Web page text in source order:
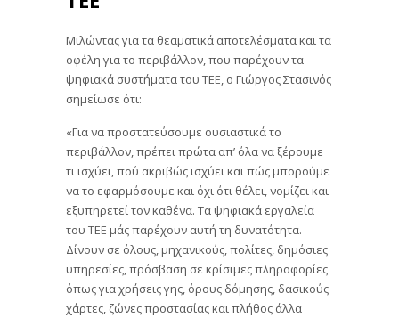
Μιλώντας για τα θεαματικά αποτελέσματα και τα
οφέλη για το περιβάλλον, που παρέχουν τα
ψηφιακά συστήματα του ΤΕΕ, ο Γιώργος Στασινός
σημείωσε ότι:
«Για να προστατεύσουμε ουσιαστικά το
περιβάλλον, πρέπει πρώτα απ’ όλα να ξέρουμε
τι ισχύει, πού ακριβώς ισχύει και πώς μπορούμε
να το εφαρμόσουμε και όχι ότι θέλει, νομίζει και
εξυπηρετεί τον καθένα. Τα ψηφιακά εργαλεία
του ΤΕΕ μάς παρέχουν αυτή τη δυνατότητα.
Δίνουν σε όλους, μηχανικούς, πολίτες, δημόσιες
υπηρεσίες, πρόσβαση σε κρίσιμες πληροφορίες
όπως για χρήσεις γης, όρους δόμησης, δασικούς
χάρτες, ζώνες προστασίας και πλήθος άλλα